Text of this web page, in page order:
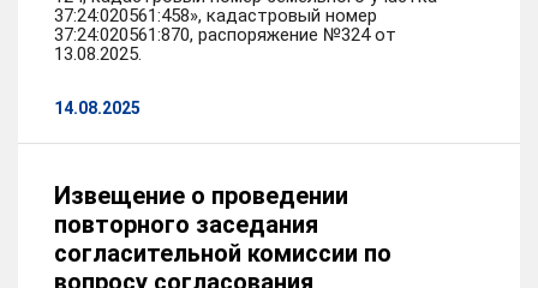
37:24:020561:458», кадастровый номер
37:24:020561:870, распоряжение №324 от
13.08.2025.
14.08.2025
Извещение о проведении
повторного заседания
согласительной комиссии по
вопросу согласования